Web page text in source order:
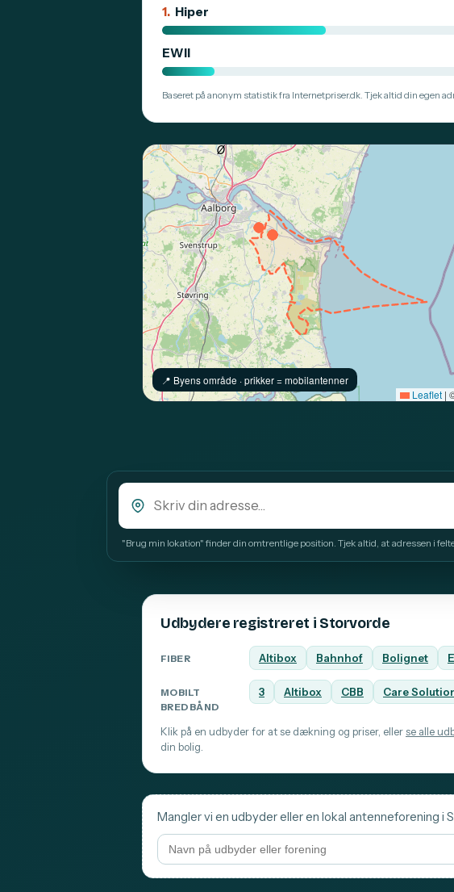
1. Hiper
EWII
Baseret på anonym statistik fra Internetpriser.dk. Tjek altid din egen
📍️ Byens område · prikker = mobilantenner
Leaflet |
"Brug min lokation" finder din omtrentlige position. Tjek altid, at adressen i
Udbydere registreret i Storvorde
FIBER Altibox Bahnhof Bolignet
MOBILT
BREDBÅND
3 Altibox CBB Care
Klik på en udbyder for at se dækning og priser, eller se alle
din bolig.
Mangler vi en udbyder eller en lokal antenneforening i